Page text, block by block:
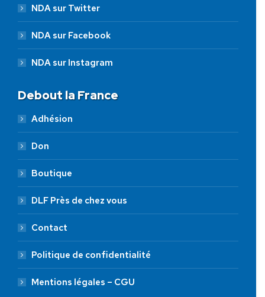
NDA sur Twitter
NDA sur Facebook
NDA sur Instagram
Debout la France
Adhésion
Don
Boutique
DLF Près de chez vous
Contact
Politique de confidentialité
Mentions légales – CGU